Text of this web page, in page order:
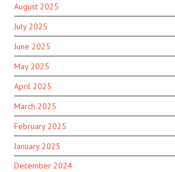
August 2025
July 2025
June 2025
May 2025
April 2025
March 2025
February 2025
January 2025
December 2024